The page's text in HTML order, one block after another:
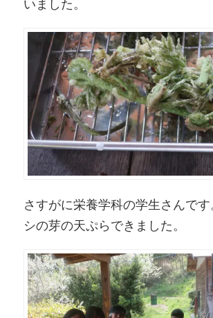
いました。
さすがに栄養学科の学生さんで
シの芽の天ぷらできました。